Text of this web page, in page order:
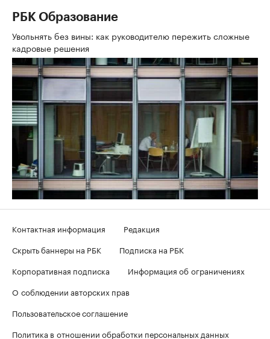
РБК Образование
Увольнять без вины: как руководителю пережить сложные
кадровые решения
Контактная информация
Редакция
Скрыть баннеры на РБК
Подписка на РБК
Корпоративная подписка
Информация об ограничениях
О соблюдении авторских прав
Пользовательское соглашение
Политика в отношении обработки персональных данных